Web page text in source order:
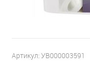
Артикул: УВ000003591